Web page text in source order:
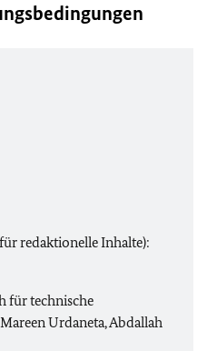
redaktionelle Inhalte):
für technische
Urdaneta, Abdallah